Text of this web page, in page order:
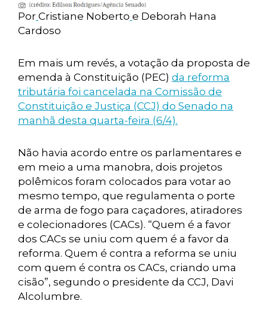
Por Cristiane Noberto e Deborah Hana
Cardoso
Em mais um revés, a votação da proposta de
emenda à Constituição (PEC) da reforma
tributária foi cancelada na Comissão de
Constituição e Justiça (CCJ) do Senado na
manhã desta quarta-feira (6/4).
Não havia acordo entre os parlamentares e
em meio a uma manobra, dois projetos
polêmicos foram colocados para votar ao
mesmo tempo, que regulamenta o porte
de arma de fogo para caçadores, atiradores
e colecionadores (CACs). “Quem é a favor
dos CACs se uniu com quem é a favor da
reforma. Quem é contra a reforma se uniu
com quem é contra os CACs, criando uma
cisão”, segundo o presidente da CCJ, Davi
Alcolumbre.